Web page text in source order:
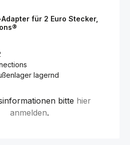
für 2 Euro Stecker,
lagernd
bitte hier
anmelden.